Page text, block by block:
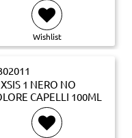
Wishlist
1 NERO NO
CAPELLI 100ML